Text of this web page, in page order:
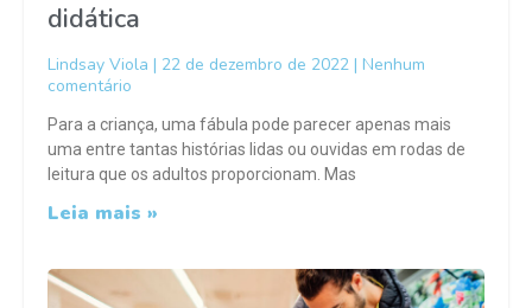
didática
Lindsay Viola 22 de dezembro de 2022
Nenhum
comentário
Para a criança, uma fábula pode parecer apenas mais
uma entre tantas histórias lidas ou ouvidas em rodas de
leitura que os adultos proporcionam. Mas
Leia mais »